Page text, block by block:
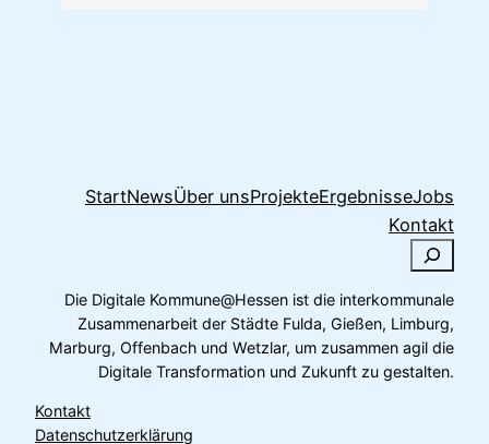
StartNewsÜber unsProjekteErgebnisseJobs
Kontakt
c
e
Die Digitale Kommune@Hessen ist die interkommunale
Zusammenarbeit der Städte Fulda, Gießen, Limburg,
Marburg, Offenbach und Wetzlar, um zusammen agil die
Digitale Transformation und Zukunft zu gestalten.
Kontakt
Datenschutzerklärung